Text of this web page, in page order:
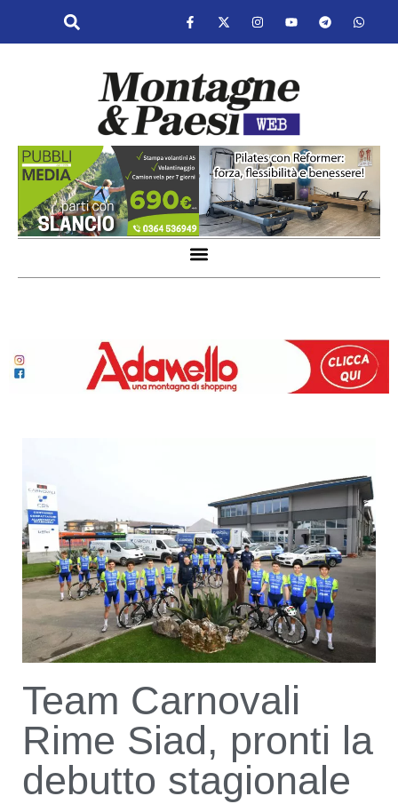
Team Carnovali
Rime Siad, pronti la
debutto stagionale